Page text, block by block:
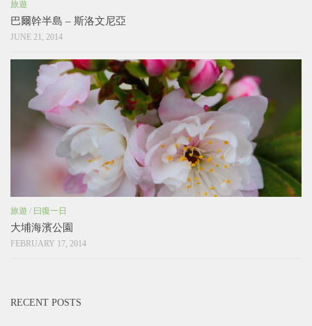
旅遊
巴爾幹半島 – 斯洛文尼亞
JUNE 21, 2014
旅遊 / 曰復一日
大埔海濱公園
FEBRUARY 17, 2014
RECENT POSTS